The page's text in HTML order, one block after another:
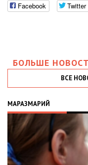
Facebook Twitter
БОЛЬШЕ
ВСЕ
МАРАЗМАРИЙ